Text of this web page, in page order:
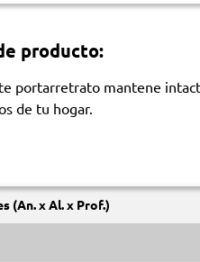
producto:
portarretrato mantene
de tu hogar.
(An. x Al. x Prof.)